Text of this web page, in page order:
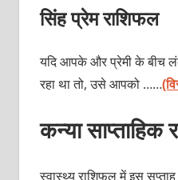
सिंह प्रेम राशिफल
यदि आपके और प्रेमी के बीच
रहा था तो, उसे आपको ……
कन्या साप्ताहिक
स्वास्थ्य राशिफल में इस